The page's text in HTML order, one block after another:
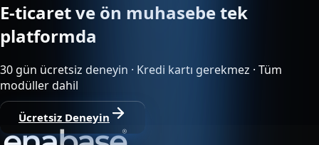
E-ticaret ve ön muhasebe tek
platformda
30 gün ücretsiz deneyin · Kredi kartı gerekmez · Tüm
modüller dahil
Ücretsiz Deneyin